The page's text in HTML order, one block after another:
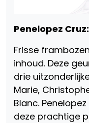
Penelopez Cruz:
Frisse
inhoud. Deze
drie
Marie,
Blanc.
deze prachtige